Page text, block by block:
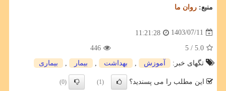
منبع: روان ما
1403/07/11
11:21:28
5.0
/ 5
446
تگهای خبر:
آموزش بهداشت بیمار بیماری
این مطلب را می پسندید؟ (1)
(0)